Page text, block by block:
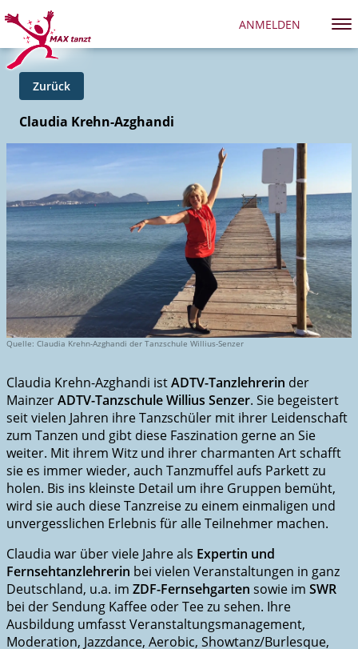
ANMELDEN
Zurück
Claudia Krehn-Azghandi
Quelle: Claudia Krehn-Azghandi der Tanzschule Willius-Senzer
Claudia Krehn-Azghandi istADTV-Tanzlehrerin der
MainzerADTV-Tanzschule Willius Senzer. Sie begeistert
seit vielen Jahren ihre Tanzschüler mit ihrer Leidenschaft
zum Tanzen und gibt diese Faszination gerne an Sie
weiter. Mit ihrem Witz und ihrer charmanten Art schafft
sie es immer wieder, auch Tanzmuffel aufs Parkett zu
holen. Bis ins kleinste Detail um ihre Gruppen bemüht,
wird sie auch diese Tanzreise zu einem einmaligen und
unvergesslichen Erlebnis für alle Teilnehmer machen.
Claudia war über viele Jahre als Expertin und
Fernsehtanzlehrerin bei vielen Veranstaltungen in ganz
Deutschland, u.a. im ZDF-Fernsehgarten sowie im SWR
bei der Sendung Kaffee oder Tee zu sehen. Ihre
Ausbildung umfasst Veranstaltungsmanagement,
Moderation, Jazzdance, Aerobic, Showtanz/Burlesque,